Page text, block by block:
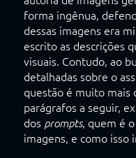
forma ingênua,
dessas imagens era
escrito as descrições
visuais. Contudo, ao
detalhadas sobre o
questão é muito mais
parágrafos a seguir,
dos prompts, quem é
imagens, e como isso